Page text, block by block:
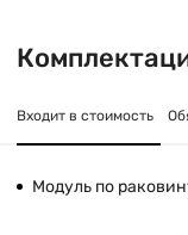
Входит в стоимость
Модуль по